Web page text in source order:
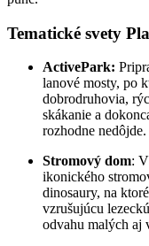
Tematické svety
ActivePark:
lanové mosty, po
dobrodruhovia,
skákanie a
rozhodne nedôjde.
Stromový dom:
ikonického
dinosaury, na
vzrušujúcu
odvahu malých aj